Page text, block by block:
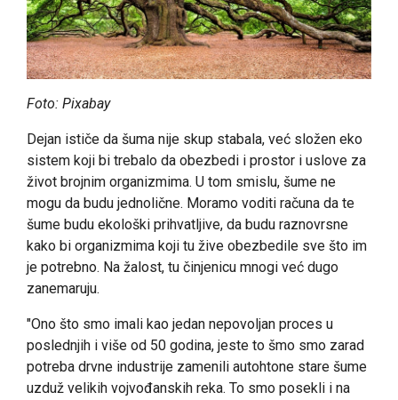
Foto: Pixabay
Dejan ističe da šuma nije skup stabala, već složen eko
sistem koji bi trebalo da obezbedi i prostor i uslove za
život brojnim organizmima. U tom smislu, šume ne
mogu da budu jednolične. Moramo voditi računa da te
šume budu ekološki prihvatljive, da budu raznovrsne
kako bi organizmima koji tu žive obezbedile sve što im
je potrebno. Na žalost, tu činjenicu mnogi već dugo
zanemaruju.
"Ono što smo imali kao jedan nepovoljan proces u
poslednjih i više od 50 godina, jeste to šmo smo zarad
potreba drvne industrije zamenili autohtone stare šume
uzduž velikih vojvođanskih reka. To smo posekli i na